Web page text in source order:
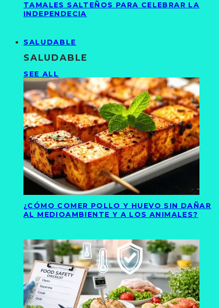
TAMALES SALTEÑOS PARA CELEBRAR LA
INDEPENDECIA
SALUDABLE
SALUDABLE
SEE ALL
¿CÓMO COMER POLLO Y HUEVO SIN DAÑAR
AL MEDIOAMBIENTE Y A LOS ANIMALES?